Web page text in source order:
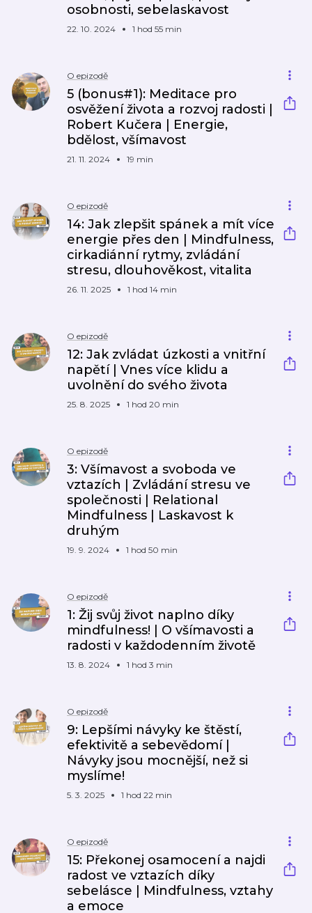
osobnosti, sebelaskavost
22. 10. 2024 1 hod 55 min
O epizodě
5 (bonus#1): Meditace pro
osvěžení života a rozvoj radosti |
Robert Kučera | Energie,
bdělost, všímavost
21. 11. 2024 19 min
O epizodě
14: Jak zlepšit spánek a mít více
energie přes den | Mindfulness,
cirkadiánní rytmy, zvládání
stresu, dlouhověkost, vitalita
26. 11. 2025 1 hod 14 min
O epizodě
12: Jak zvládat úzkosti a vnitřní
napětí | Vnes více klidu a
uvolnění do svého života
25. 8. 2025 1 hod 20 min
O epizodě
3: Všímavost a svoboda ve
vztazích | Zvládání stresu ve
společnosti | Relational
Mindfulness | Laskavost k
druhým
19. 9. 2024 1 hod 50 min
O epizodě
1: Žij svůj život naplno díky
mindfulness! | O všímavosti a
radosti v každodenním životě
13. 8. 2024 1 hod 3 min
O epizodě
9: Lepšími návyky ke štěstí,
efektivitě a sebevědomí |
Návyky jsou mocnější, než si
myslíme!
5. 3. 2025 1 hod 22 min
O epizodě
15: Překonej osamocení a najdi
radost ve vztazích díky
sebelásce | Mindfulness, vztahy
a emoce